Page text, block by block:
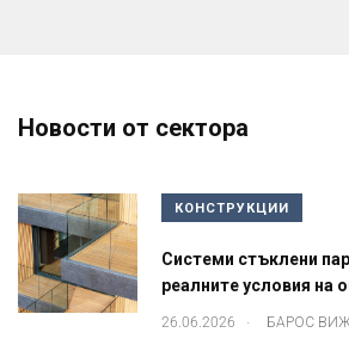
Новости от сектора
КОНСТРУКЦИИ
Системи стъклени
реалните условия на
26.06.2026 . БАРОС